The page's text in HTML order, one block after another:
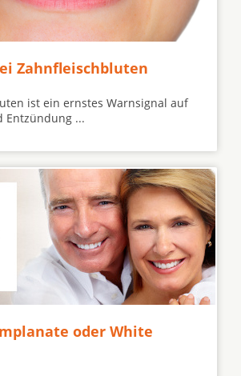
Zahnfleischbluten
ist ein ernstes Warnsignal auf
Entzündung ...
oder White